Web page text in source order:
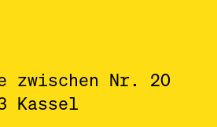
zwischen Nr. 20
Kassel